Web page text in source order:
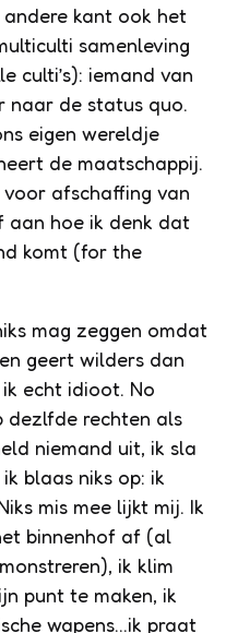
kant ook het
samenleving
culti’s): iemand van
naar de status quo.
eigen wereldje
de maatschappij.
afschaffing van
aan hoe ik denk dat
komt (for the
mag zeggen omdat
geert wilders dan
echt idioot. No
dezlfde rechten als
niemand uit, ik sla
blaas niks op: ik
mis mee lijkt mij. Ik
binnenhof af (al
ik klim
punt te maken, ik
wapens…ik praat